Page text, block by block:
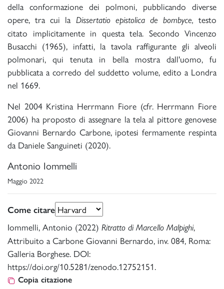
della conformazione dei polmoni, pubblicando diverse
opere, tra cui la Dissertatio epistolica de bombyce, testo
citato implicitamente in questa tela. Secondo Vincenzo
Busacchi (1965), infatti, la tavola raffigurante gli alveoli
polmonari, qui tenuta in bella mostra dall'uomo, fu
pubblicata a corredo del suddetto volume, edito a Londra
nel 1669.
Nel 2004 Kristina Herrmann Fiore (cfr. Herrmann Fiore
2006) ha proposto di assegnare la tela al pittore genovese
Giovanni Bernardo Carbone, ipotesi fermamente respinta
da Daniele Sanguineti (2020).
Antonio Iommelli
Maggio 2022
Come citare
Iommelli, Antonio (2022) Ritratto di Marcello Malpighi,
Attribuito a Carbone Giovanni Bernardo, inv. 084, Roma:
Galleria Borghese. DOI:
https://doi.org/10.5281/zenodo.12752151.
Copia citazione